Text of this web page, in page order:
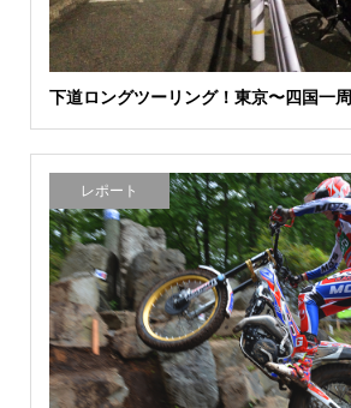
下道ロングツーリング！東京〜四国一周
レポート